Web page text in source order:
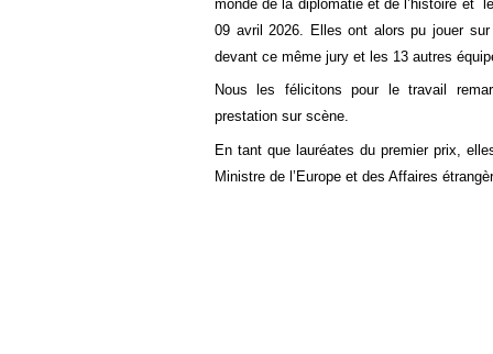
monde de la diplomatie et de l’histoire et
09 avril 2026. Elles ont alors pu jouer
devant ce même jury et les 13 autres
Nous les félicitons pour le travail
prestation sur scène.
En tant que lauréates du premier prix,
Ministre de l’Europe et des Affaires